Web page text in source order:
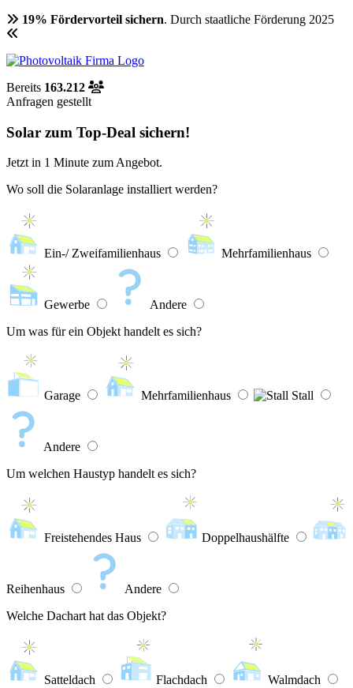
19% Fördervorteil sichern. Durch staatliche Förderung 2025
Bereits 163.212
Anfragen gestellt
Solar zum Top-Deal sichern!
Jetzt in 1 Minute zum Angebot.
Wo soll die Solaranlage installiert werden?
Ein-/ Zweifamilienhaus Mehrfamilienhaus
Gewerbe
Andere
Um was für ein Objekt handelt es sich?
Garage Mehrfamilienhaus Stall
Andere
Um welchen Haustyp handelt es sich?
Freistehendes Haus Doppelhaushälfte
Reihenhaus
Andere
Welche Dachart hat das Objekt?
Satteldach Flachdach Walmdach